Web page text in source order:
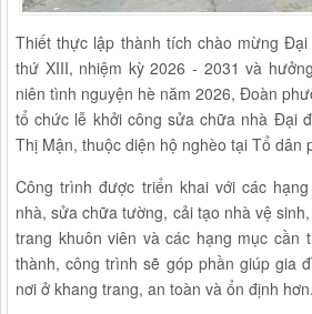
Thiết thực lập thành tích chào mừng
thứ XIII, nhiệm kỳ 2026 - 2031 và
niên tình nguyện hè năm 2026, Đoàn
tổ chức lễ khởi công sửa chữa nhà Đại
Thị Mận, thuộc diện hộ nghèo tại Tổ dân
Công trình được triển khai với các
nhà, sửa chữa tường, cải tạo nhà vệ
trang khuôn viên và các hạng mục cần
thành, công trình sẽ góp phần giúp gia
nơi ở khang trang, an toàn và ổn định hơn.